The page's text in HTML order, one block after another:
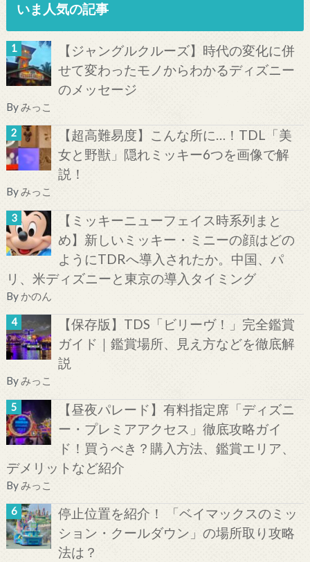
いま人気の記事
【ジャングルクルーズ】時代の変化に併
せて変わったモノからわかるディズニー
のメッセージ
Byみっこ
【超高難易度】こんな所に…！TDL「美
女と野獣」隠れミッキー6つを画像で解
説！
Byみっこ
【ミッキーニューフェイス時系列まと
め】新しいミッキー・ミニーの顔はどの
ようにTDRへ導入されたか。中国、パ
リ、米ディズニーと東京の導入タイミング
By かのん
【保存版】TDS「ビリーヴ！」完全鑑賞
ガイド｜鑑賞場所、見え方などを徹底解
説
Byみっこ
【昼夜パレード】有料指定席「ディズニ
ー・プレミアアクセス」徹底攻略ガイ
ド！買うべき？購入方法、鑑賞エリア、
デメリットなど紹介
By みっこ
停止位置を紹介！ 「ベイマックスのミッ
ション・クールダウン」の場所取り攻略
法は？